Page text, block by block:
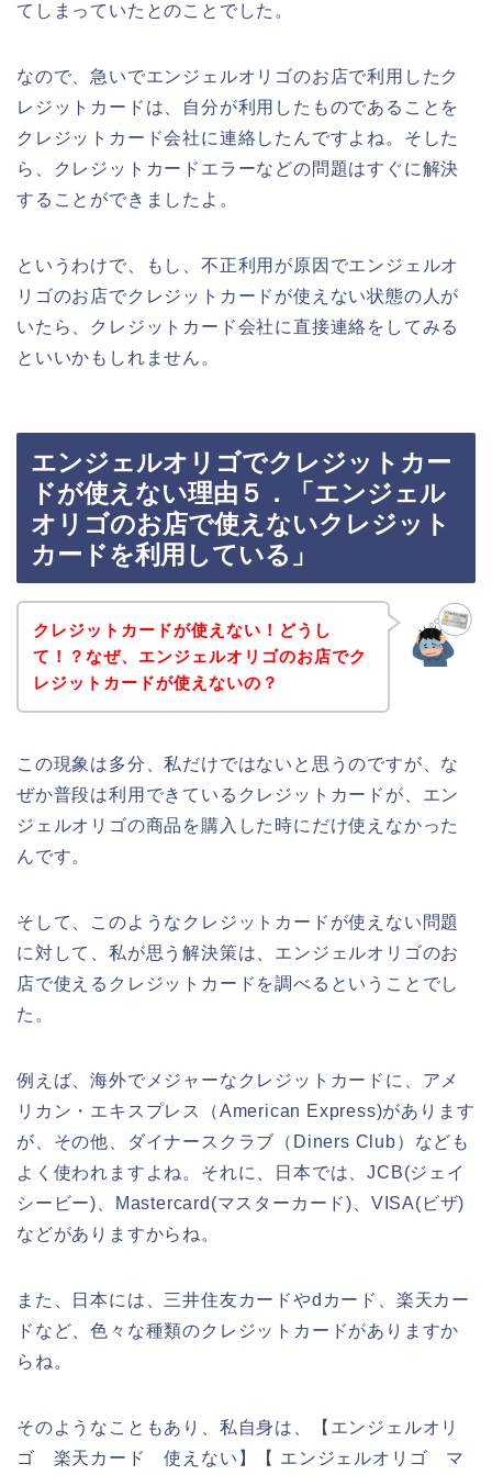
てしまっていたとのことでした。
なので、急いでエンジェルオリゴのお店で利用したク
レジットカードは、自分が利用したものであることを
クレジットカード会社に連絡したんですよね。そした
ら、クレジットカードエラーなどの問題はすぐに解決
することができましたよ。
というわけで、もし、不正利用が原因でエンジェルオ
リゴのお店でクレジットカードが使えない状態の人が
いたら、クレジットカード会社に直接連絡をしてみる
といいかもしれません。
エンジェルオリゴでクレジットカー
ドが使えない理由５．「エンジェル
オリゴのお店で使えないクレジット
カードを利用している」
クレジットカードが使えない！どうし
て！？なぜ、エンジェルオリゴのお店でク
レジットカードが使えないの？
この現象は多分、私だけではないと思うのですが、な
ぜか普段は利用できているクレジットカードが、エン
ジェルオリゴの商品を購入した時にだけ使えなかった
んです。
そして、このようなクレジットカードが使えない問題
に対して、私が思う解決策は、エンジェルオリゴのお
店で使えるクレジットカードを調べるということでし
た。
例えば、海外でメジャーなクレジットカードに、アメ
リカン・エキスプレス（American Express)があります
が、その他、ダイナースクラブ（Diners Club）なども
よく使われますよね。それに、日本では、JCB(ジェイ
シービー)、Mastercard(マスターカード)、VISA(ビザ)
などがありますからね。
また、日本には、三井住友カードやdカード、楽天カー
ドなど、色々な種類のクレジットカードがありますか
らね。
そのようなこともあり、私自身は、【エンジェルオリ
ゴ 楽天カード 使えない】【 エンジェルオリゴ マ